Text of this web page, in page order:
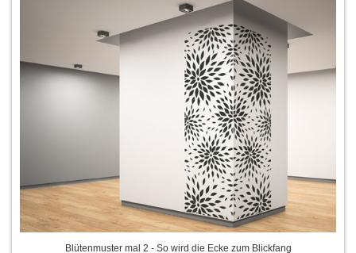
Blütenmuster mal 2 - So wird die Ecke zum Blickfang